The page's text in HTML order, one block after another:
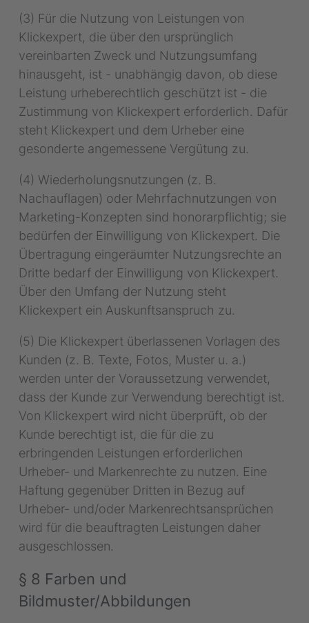
(3) Für die Nutzung von Leistungen von
Klickexpert, die über den ursprünglich
vereinbarten Zweck und Nutzungsumfang
hinausgeht, ist - unabhängig davon, ob diese
Leistung urheberechtlich geschützt ist - die
Zustimmung von Klickexpert erforderlich. Dafür
steht Klickexpert und dem Urheber eine
gesonderte angemessene Vergütung zu.
(4) Wiederholungsnutzungen (z. B.
Nachauflagen) oder Mehrfachnutzungen von
Marketing-Konzepten sind honorarpflichtig; sie
bedürfen der Einwilligung von Klickexpert. Die
Übertragung eingeräumter Nutzungsrechte an
Dritte bedarf der Einwilligung von Klickexpert.
Über den Umfang der Nutzung steht
Klickexpert ein Auskunftsanspruch zu.
(5) Die Klickexpert überlassenen Vorlagen des
Kunden (z. B. Texte, Fotos, Muster u. a.)
werden unter der Voraussetzung verwendet,
dass der Kunde zur Verwendung berechtigt ist.
Von Klickexpert wird nicht überprüft, ob der
Kunde berechtigt ist, die für die zu
erbringenden Leistungen erforderlichen
Urheber- und Markenrechte zu nutzen. Eine
Haftung gegenüber Dritten in Bezug auf
Urheber- und/oder Markenrechtsansprüchen
wird für die beauftragten Leistungen daher
ausgeschlossen.
§ 8 Farben und
Bildmuster/Abbildungen